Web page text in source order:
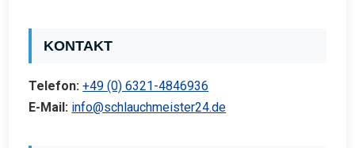
KONTAKT
Telefon: +49 (0) 6321-4846936
E-Mail: info@schlauchmeister24.de